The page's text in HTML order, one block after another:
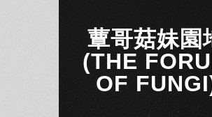
蕈哥菇妹園
(THE
OF